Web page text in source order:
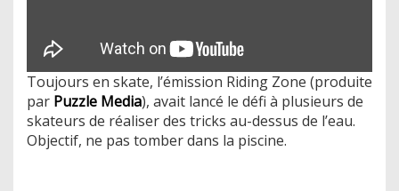
Toujours en skate, l’émission Riding Zone (produite
par Puzzle Media), avait lancé le défi à plusieurs de
skateurs de réaliser des tricks au-dessus de l’eau.
Objectif, ne pas tomber dans la piscine.